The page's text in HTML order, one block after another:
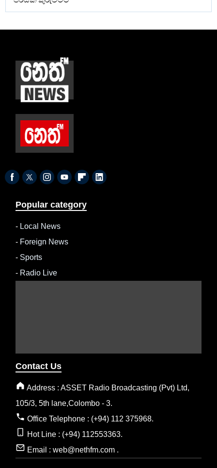
Popular category
- Local News
- Foreign News
- Sports
- Radio Live
Contact Us
Address : ASSET Radio Broadcasting (Pvt) Ltd,
105/3, 5th lane,Colombo - 3.
Office Telephone : (+94) 112 375968.
Hot Line : (+94) 112553363.
Email : web@nethfm.com .